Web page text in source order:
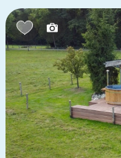
Kinderfreundlich
Kindermöbel
Eingezäunter
Spielgeräte im
Hallenbad